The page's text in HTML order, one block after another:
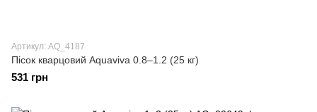
Артикул: AQ_4187
Пісок кварцовий Aquaviva 0.8–1.2 (25 кг)
531 грн